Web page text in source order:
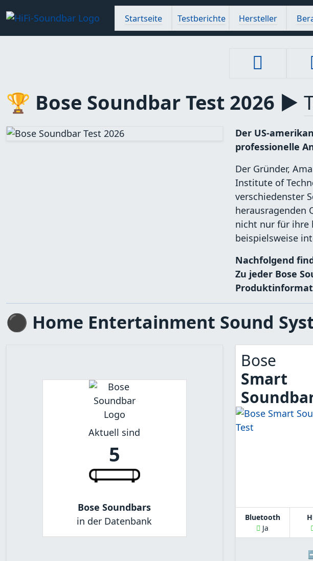
Startseite Testberichte Hersteller
🏆 Bose Soundbar Test 2026 ▶
Der US-
professionelle
Der Gründer,
Institute of
verschiedenster
herausragenden
nicht nur für ihre
beispielsweise
Nachfolgend
Zu jeder Bose
⚫ Home Entertainment Sound
Aktuell sind
5
Bose Soundbars
in der Datenbank
Bose
Smart
Bluetooth
Ja